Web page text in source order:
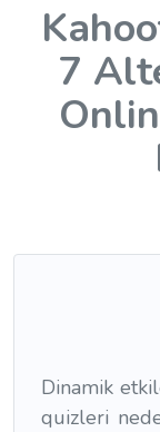
7
Dinamik
quizleri